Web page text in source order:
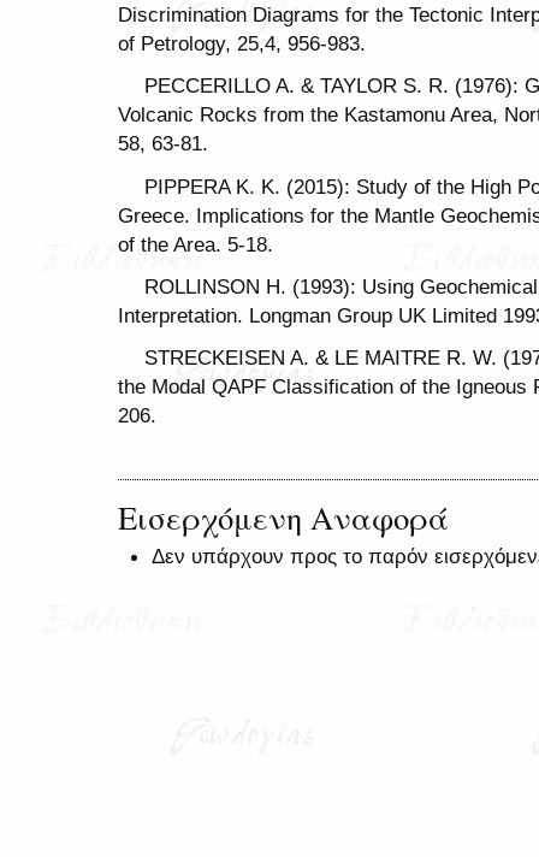
Discrimination Diagrams for the Tectonic
of Petrology, 25,4, 956-983.
PECCERILLO A. & TAYLOR S. R. (1976):
Volcanic Rocks from the Kastamonu Area,
58, 63-81.
PIPPERA K. K. (2015): Study of the High
Greece. Implications for the Mantle
of the Area. 5-18.
ROLLINSON H. (1993): Using
Interpretation. Longman Group UK Limited
STRECKEISEN A. & LE MAITRE R. W.
the Modal QAPF Classification of the
206.
Εισερχόμενη Αναφορά
Δεν υπάρχουν προς το παρόν